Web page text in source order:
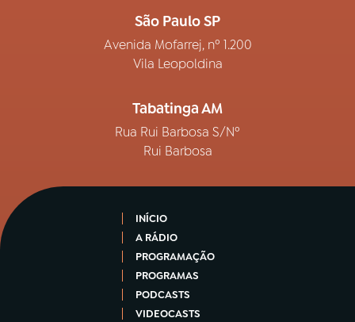
São Paulo SP
Avenida Mofarrej, nº 1.200
Vila Leopoldina
Tabatinga AM
Rua Rui Barbosa S/Nº
Rui Barbosa
INÍCIO
A RÁDIO
PROGRAMAÇÃO
PROGRAMAS
PODCASTS
VIDEOCASTS